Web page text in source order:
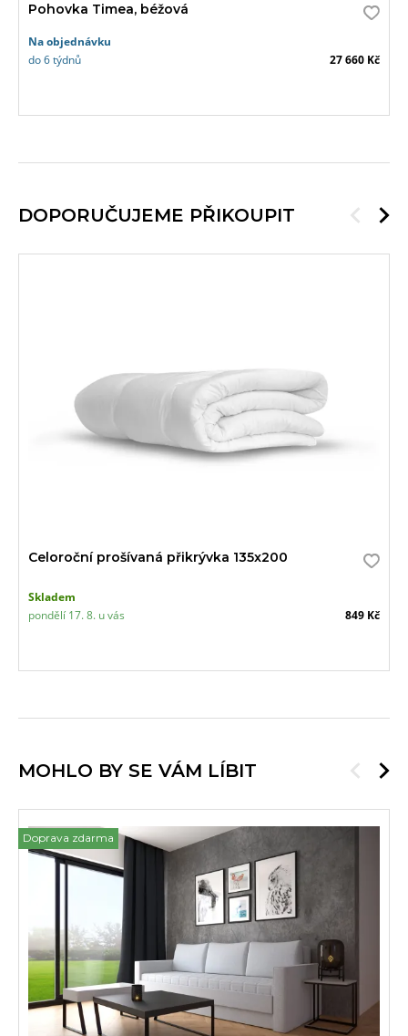
Pohovka Timea, béžová
Na objednávku
do 6 týdnů
27 660 Kč
DOPORUČUJEME PŘIKOUPIT
Celoroční prošívaná přikrývka 135x200
Skladem
pondělí 17. 8. u vás
849 Kč
MOHLO BY SE VÁM LÍBIT
Doprava zdarma